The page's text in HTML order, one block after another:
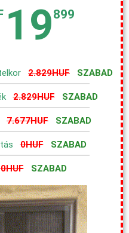
19899
2.829HUF SZABAD
2.829HUF SZABAD
7.677HUF SZABAD
0HUF SZABAD
0HUF SZABAD